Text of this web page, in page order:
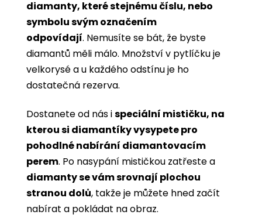
diamanty, které stejnému číslu, nebo
symbolu svým označením
odpovídají. Nemusíte se bát, že byste
diamantů měli málo. Množství v pytlíčku je
velkorysé a u každého odstínu je ho
dostatečná rezerva.
Dostanete od nás ispeciální mističku, na
kterou si diamantíky vysypete pro
pohodlné nabírání diamantovacím
perem. Po nasypání mističkou zatřeste a
diamanty se vám srovnají plochou
stranou dolů, takže je můžete hned začít
nabírat a pokládat na obraz.